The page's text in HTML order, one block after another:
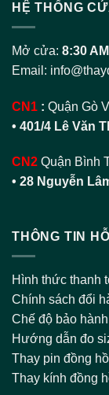
HỆ THỐNG
Mở cửa: 8:30
Email:
CN1 : Quận Gò
• 401/4 Lê Văn
CN2 Quận Bình
• 28 Nguyễn
THÔNG TIN
Hình thức thanh
Chính sách đổi
Chế độ bảo hành
Hướng dẫn đo
Thay pin đồng hồ
Thay kính đồng